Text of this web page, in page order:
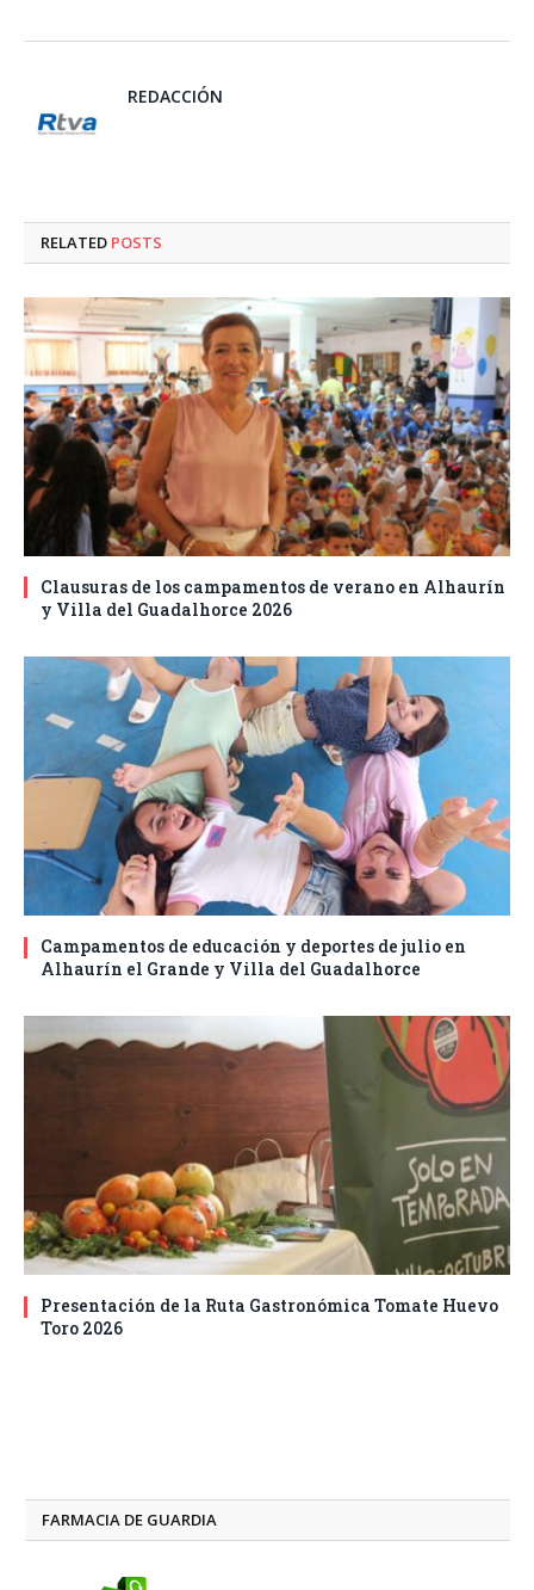
REDACCIÓN
RELATED POSTS
Clausuras de los campamentos de verano en Alhaurín
y Villa del Guadalhorce 2026
Campamentos de educación y deportes de julio en
Alhaurín el Grande y Villa del Guadalhorce
Presentación de la Ruta Gastronómica Tomate Huevo
Toro 2026
FARMACIA DE GUARDIA